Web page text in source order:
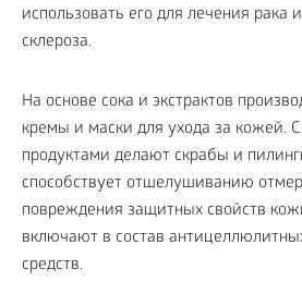
использовать его для лечения рака
склероза.
На основе сока и экстрактов
кремы и маски для ухода за кожей.
продуктами делают скрабы и
способствует отшелушиванию
повреждения защитных свойств
включают в состав
средств.